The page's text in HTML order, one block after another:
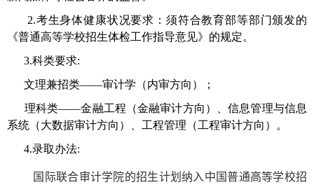
2.考生身体健康状况要求：须符合教育部等部门颁发的
《普通高等学校招生体检工作指导意见》的规定。
3.科类要求:
文理兼招类——审计学（内审方向）；
理科类——金融工程（金融审计方向）、信息管理与信息
系统（大数据审计方向）、工程管理（工程审计方向）。
4.录取办法:
国际联合审计学院的招生计划纳入中国普通高等学校招